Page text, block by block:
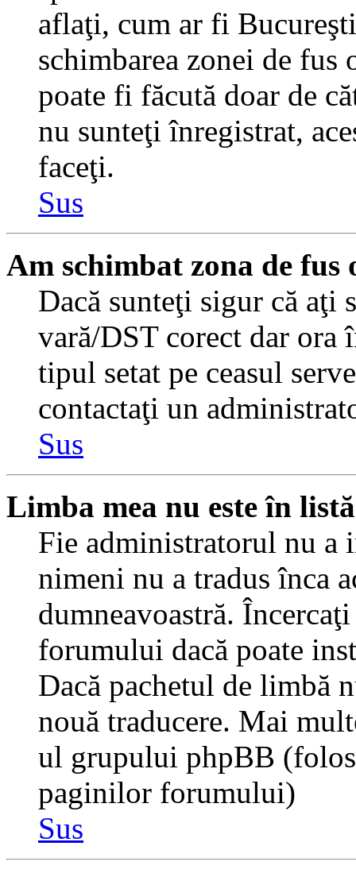
aflaţi, cum ar fi
schimbarea zonei de fus
poate fi făcută doar de
nu sunteţi înregistrat,
faceţi.
Sus
Am schimbat zona de
Dacă sunteţi sigur că aţi
vară/DST corect dar ora
tipul setat pe ceasul
contactaţi un
Sus
Limba mea nu este în
Fie administratorul nu a
nimeni nu a tradus înca
dumneavoastră.
forumului dacă poate
Dacă pachetul de limbă
nouă traducere. Mai
ul grupului phpBB
paginilor forumului)
Sus